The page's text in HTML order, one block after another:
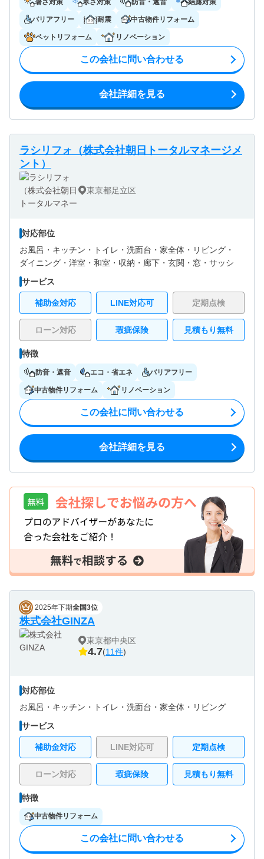
バリアフリー 耐震 中古物件リフォーム
ペットリフォーム リノベーション
この会社に問い合わせる
会社詳細を見る
ラシリフォ（株式会社朝日トータルマネージメ
ント）
東京都足立区
対応部位
お風呂・ キッチン・ トイレ・ 洗面台・ 家全体・ リビング・
ダイニング・ 洋室・ 和室・ 収納・ 廊下・ 玄関・ 窓・サッシ
サービス
補助金対応 LINE対応可 定期点検
ローン対応 瑕疵保険 見積もり無料
特徴
防音・遮音 エコ・省エネ バリアフリー
中古物件リフォーム リノベーション
この会社に問い合わせる
会社詳細を見る
2025年下期全国3位
株式会社GINZA
東京都中央区
4.7(11件)
対応部位
お風呂・ キッチン・ トイレ・ 洗面台・ 家全体・ リビング
サービス
補助金対応 LINE対応可 定期点検
ローン対応 瑕疵保険 見積もり無料
特徴
中古物件リフォーム
この会社に問い合わせる